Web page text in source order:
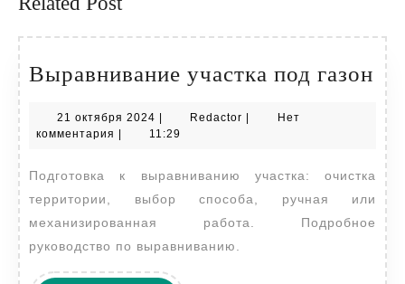
Выравнивание участка под газон
21 октября 2024 21
октября
Redactor Redactor
Нет
комментария
11:29
Подготовка к выравниванию участка: очистка
территории, выбор способа, ручная или
механизированная работа. Подробное
руководство по выравниванию.